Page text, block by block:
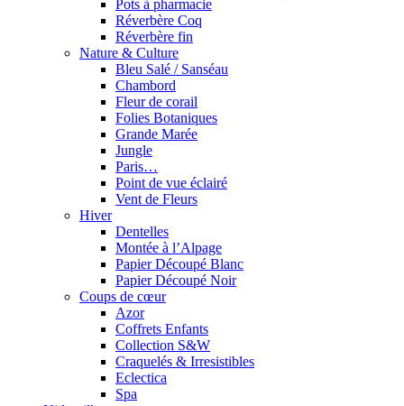
Pots à pharmacie
Réverbère Coq
Réverbère fin
Nature & Culture
Bleu Salé / Sanséau
Chambord
Fleur de corail
Folies Botaniques
Grande Marée
Jungle
Paris…
Point de vue éclairé
Vent de Fleurs
Hiver
Dentelles
Montée à l’Alpage
Papier Découpé Blanc
Papier Découpé Noir
Coups de cœur
Azor
Coffrets Enfants
Collection S&W
Craquelés & Irresistibles
Eclectica
Spa